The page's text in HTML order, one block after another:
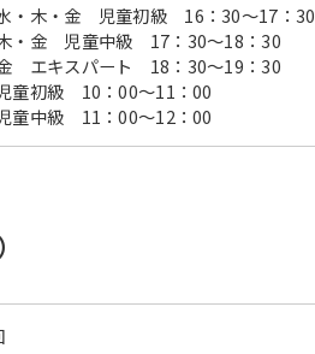
・木・金 児童初級 16：30〜17：30
・金 児童中級 17：30〜18：30
エキスパート 18：30～19：30
童初級 10：00～11：00
中級 11：00～12：00